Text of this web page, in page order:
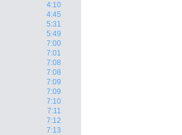
4:10
4:45
5:31
5:49
7:00
7:01
7:08
7:08
7:09
7:09
7:10
7:11
7:12
7:13